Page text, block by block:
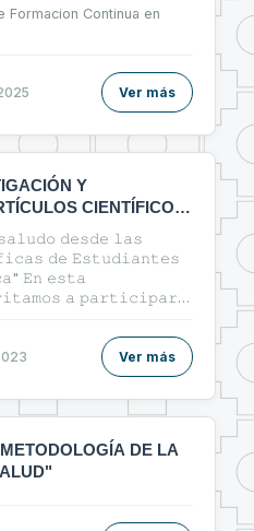
Formacion Continua en
Ver más
Y
CIENTÍFICOS
𝚍𝚎𝚜𝚍𝚎 𝚕𝚊𝚜
𝚍𝚎 𝙴𝚜𝚝𝚞𝚍𝚒𝚊𝚗𝚝𝚎𝚜
𝙴𝚗 𝚎𝚜𝚝𝚊
𝚊 𝚙𝚊𝚛𝚝𝚒𝚌𝚒𝚙𝚊𝚛
ᴇɴ ᴇʟ ᴀ́ʀᴇᴀ ᴅᴇ ʟᴀ
Ver más
DE LA